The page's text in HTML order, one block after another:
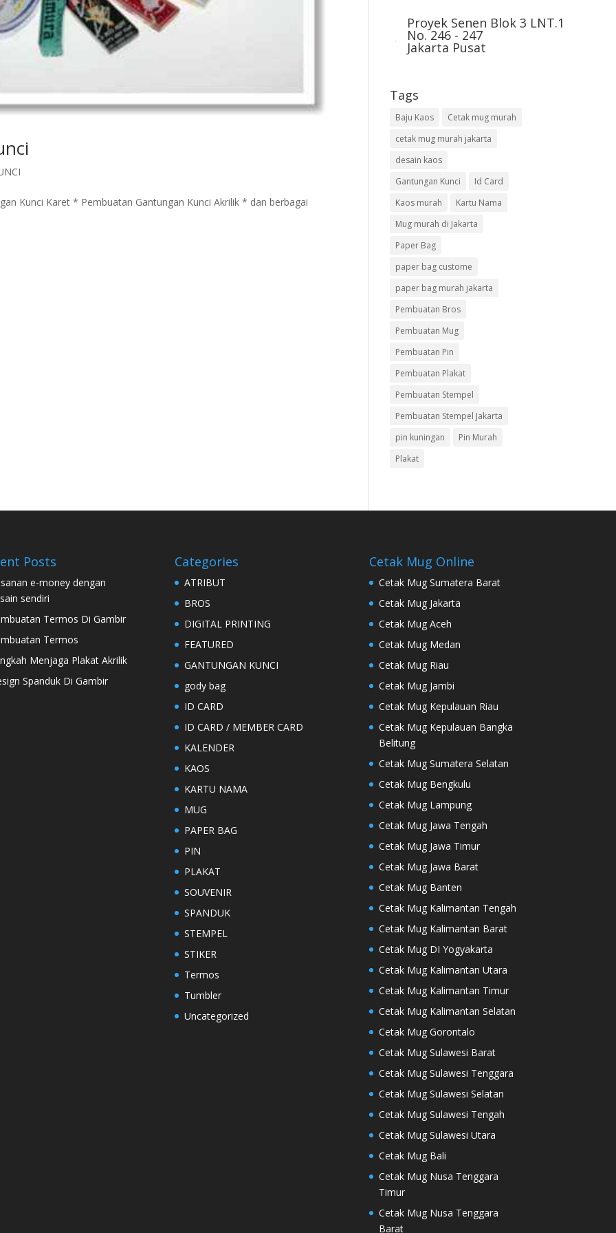
Kunci Karet * Pembuatan Gantungan Kunci Akrilik * dan berbagai
Proyek Senen Blok 3 LNT.1
No. 246 - 247
Jakarta Pusat
Tags
Baju Kaos
Cetak mug murah
cetak mug murah jakarta
desain kaos
Gantungan Kunci
Id Card
Kaos murah
Kartu Nama
Mug murah di Jakarta
Paper Bag
paper bag custome
paper bag murah jakarta
Pembuatan Bros
Pembuatan Mug
Pembuatan Pin
Pembuatan Plakat
Pembuatan Stempel
Pembuatan Stempel Jakarta
pin kuningan
Pin Murah
Plakat
Posts
e-money dengan
sendiri
Termos Di Gambir
Termos
Menjaga Plakat Akrilik
Spanduk Di Gambir
Categories
ATRIBUT
BROS
DIGITAL PRINTING
FEATURED
GANTUNGAN KUNCI
gody bag
ID CARD
ID CARD / MEMBER CARD
KALENDER
KAOS
KARTU NAMA
MUG
PAPER BAG
PIN
PLAKAT
SOUVENIR
SPANDUK
STEMPEL
STIKER
Termos
Tumbler
Uncategorized
Cetak Mug Online
Cetak Mug Sumatera Barat
Cetak Mug Jakarta
Cetak Mug Aceh
Cetak Mug Medan
Cetak Mug Riau
Cetak Mug Jambi
Cetak Mug Kepulauan Riau
Cetak Mug Kepulauan Bangka
Belitung
Cetak Mug Sumatera Selatan
Cetak Mug Bengkulu
Cetak Mug Lampung
Cetak Mug Jawa Tengah
Cetak Mug Jawa Timur
Cetak Mug Jawa Barat
Cetak Mug Banten
Cetak Mug Kalimantan Tengah
Cetak Mug Kalimantan Barat
Cetak Mug DI Yogyakarta
Cetak Mug Kalimantan Utara
Cetak Mug Kalimantan Timur
Cetak Mug Kalimantan Selatan
Cetak Mug Gorontalo
Cetak Mug Sulawesi Barat
Cetak Mug Sulawesi Tenggara
Cetak Mug Sulawesi Selatan
Cetak Mug Sulawesi Tengah
Cetak Mug Sulawesi Utara
Cetak Mug Bali
Cetak Mug Nusa Tenggara
Timur
Cetak Mug Nusa Tenggara
Barat